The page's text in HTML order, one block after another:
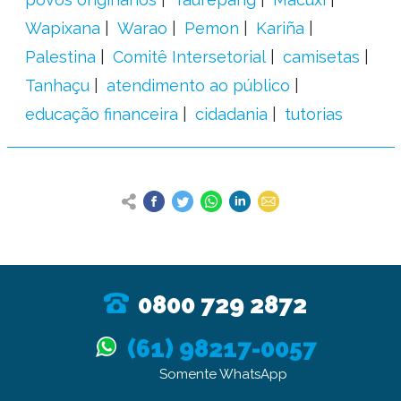
Wapixana
Warao Pemon
Kariña
Palestina
Comitê Intersetorial
camisetas
Tanhaçu
atendimento ao público
educação financeira
cidadania tutorias
0800 729 2872
(61) 98217-0057
Somente WhatsApp